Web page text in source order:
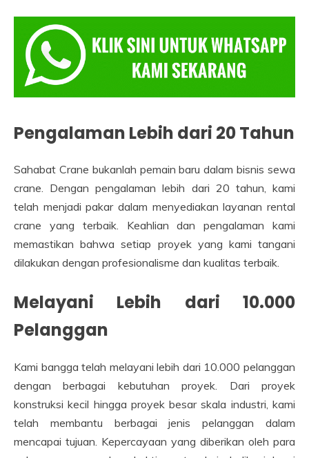
Pengalaman Lebih dari 20 Tahun
Sahabat Crane bukanlah pemain baru dalam bisnis sewa
crane. Dengan pengalaman lebih dari 20 tahun, kami
telah menjadi pakar dalam menyediakan layanan rental
crane yang terbaik. Keahlian dan pengalaman kami
memastikan bahwa setiap proyek yang kami tangani
dilakukan dengan profesionalisme dan kualitas terbaik.
Melayani Lebih dari 10.000
Pelanggan
Kami bangga telah melayani lebih dari 10.000 pelanggan
dengan berbagai kebutuhan proyek. Dari proyek
konstruksi kecil hingga proyek besar skala industri, kami
telah membantu berbagai jenis pelanggan dalam
mencapai tujuan. Kepercayaan yang diberikan oleh para